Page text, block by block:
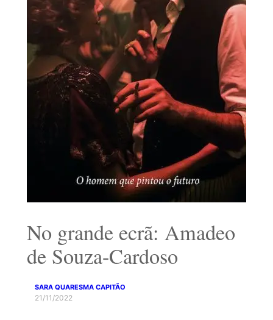
No grande ecrã: Amadeo
de Souza-Cardoso
SARA QUARESMA CAPITÃO
21/11/2022